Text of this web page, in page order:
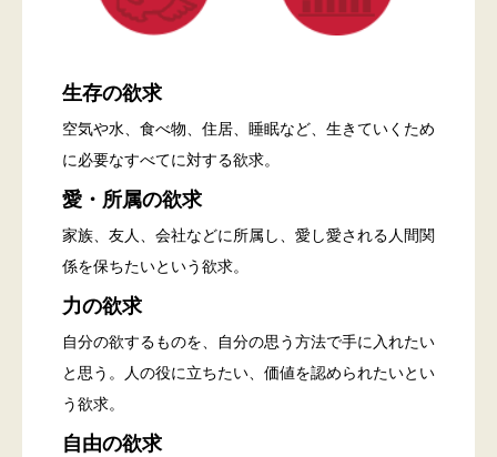
生存の欲求
空気や水、食べ物、住居、睡眠など、生きていくため
に必要なすべてに対する欲求。
愛・所属の欲求
家族、友人、会社などに所属し、愛し愛される人間関
係を保ちたいという欲求。
力の欲求
自分の欲するものを、自分の思う方法で手に入れたい
と思う。人の役に立ちたい、価値を認められたいとい
う欲求。
自由の欲求